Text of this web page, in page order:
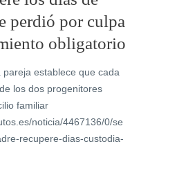
perdió por culpa
obligatorio
pareja establece que cada
los dos progenitores
familiar
noticia/4467136/0/se
recupere-dias-custodia-